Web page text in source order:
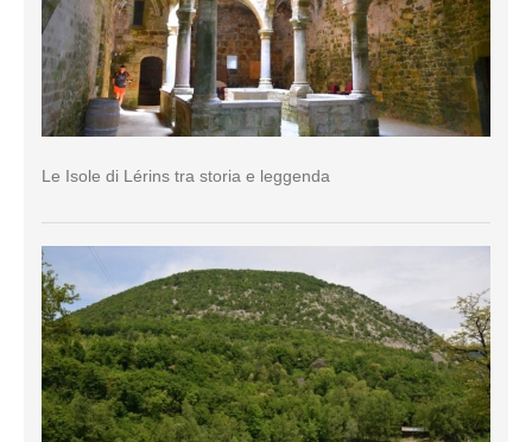
Le Isole di Lérins tra storia e leggenda